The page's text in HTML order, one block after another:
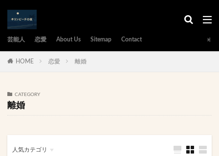
芸能人 恋愛 About Us Sitemap Contact
HOME 恋愛 離婚
CATEGORY
離婚
人気カテゴリ